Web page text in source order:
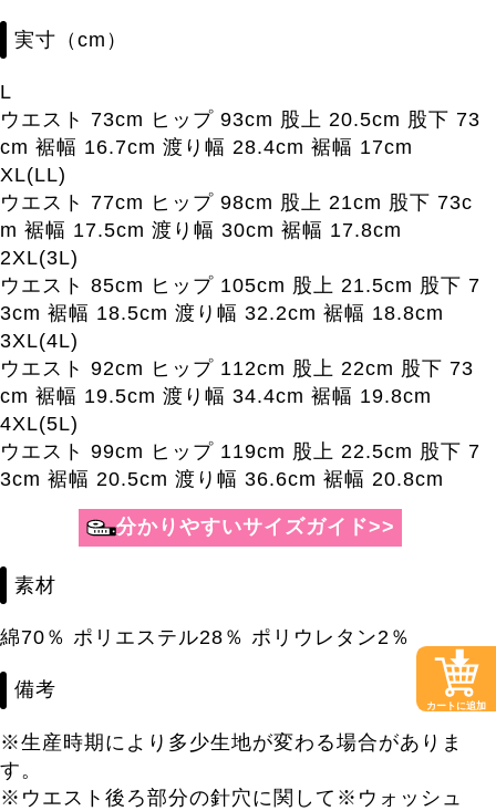
実寸（cm）
L
ウエスト 73cm ヒップ 93cm 股上 20.5cm 股下 73
cm 裾幅 16.7cm 渡り幅 28.4cm 裾幅 17cm
XL(LL)
ウエスト 77cm ヒップ 98cm 股上 21cm 股下 73c
m 裾幅 17.5cm 渡り幅 30cm 裾幅 17.8cm
2XL(3L)
ウエスト 85cm ヒップ 105cm 股上 21.5cm 股下 7
3cm 裾幅 18.5cm 渡り幅 32.2cm 裾幅 18.8cm
3XL(4L)
ウエスト 92cm ヒップ 112cm 股上 22cm 股下 73
cm 裾幅 19.5cm 渡り幅 34.4cm 裾幅 19.8cm
4XL(5L)
ウエスト 99cm ヒップ 119cm 股上 22.5cm 股下 7
3cm 裾幅 20.5cm 渡り幅 36.6cm 裾幅 20.8cm
素材
綿70％ ポリエステル28％ ポリウレタン2％
備考
※生産時期により多少生地が変わる場合がありま
す。
※ウエスト後ろ部分の針穴に関して※ウォッシュ
カートに追加